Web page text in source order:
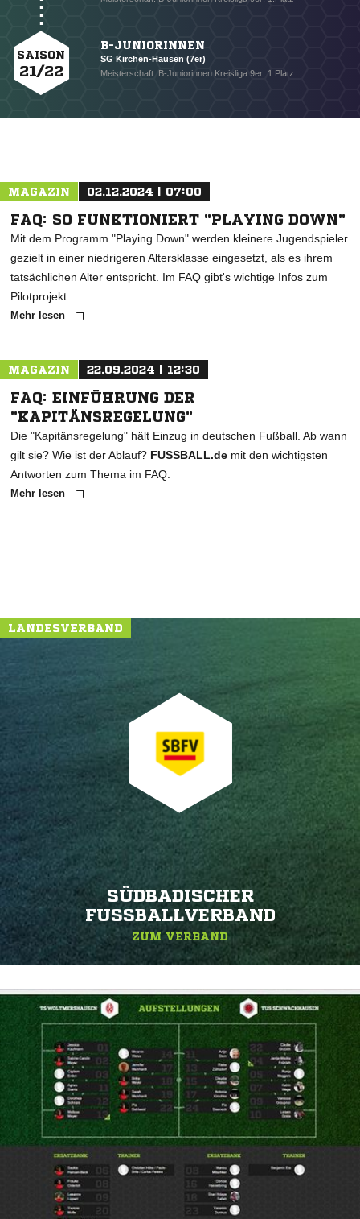
NACHRICHT SENDEN
* Pflichtfelder
SAISON
21/22
B-JUNIORINNEN
SG Kirchen-Hausen (7er)
Meisterschaft: B-Juniorinnen Kreisliga 9er; 1.Platz
MAGAZIN 02.12.2024 | 07:00
FAQ: SO FUNKTIONIERT "PLAYING DOWN"
Mit dem Programm "Playing Down" werden kleinere Jugendspieler
gezielt in einer niedrigeren Altersklasse eingesetzt, als es ihrem
tatsächlichen Alter entspricht. Im FAQ gibt's wichtige Infos zum
Pilotprojekt.
Mehr lesen
MAGAZIN 22.09.2024 | 12:30
FAQ: EINFÜHRUNG DER
"KAPITÄNSREGELUNG"
Die "Kapitänsregelung" hält Einzug in deutschen Fußball. Ab wann
gilt sie? Wie ist der Ablauf? FUSSBALL.de mit den wichtigsten
Antworten zum Thema im FAQ.
Mehr lesen
LANDESVERBAND
SÜDBADISCHER
FUSSBALLVERBAND
ZUM VERBAND